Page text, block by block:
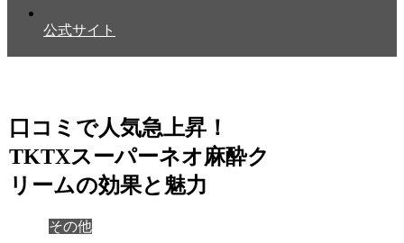
公式サイト
口コミで人気急上昇！
TKTXスーパーネオ麻酔ク
リームの効果と魅力
その他